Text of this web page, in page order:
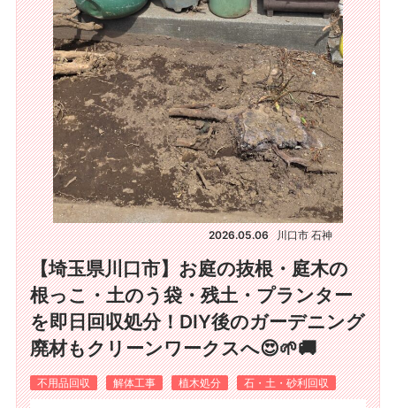
2026.05.06 川口市 石神
【埼玉県川口市】お庭の抜根・庭木の
根っこ・土のう袋・残土・プランター
を即日回収処分！DIY後のガーデニング
廃材もクリーンワークスへ😍🌱🚚
不用品回収 解体工事 植木処分 石・土・砂利回収